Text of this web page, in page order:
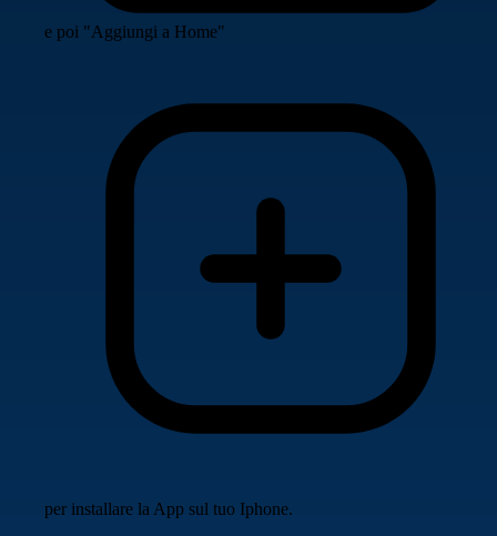
e poi "Aggiungi a Home"
per installare la App sul tuo Iphone.